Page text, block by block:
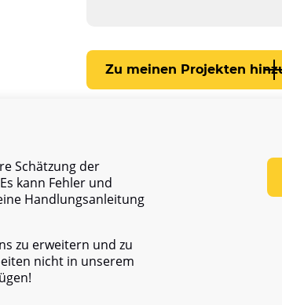
Zu meinen Projekten
Schätzung der
kann Fehler und
Handlungsanleitung
zu erweitern und zu
nicht in unserem